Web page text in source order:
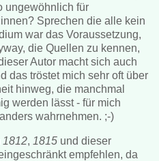
ungewöhnlich für
Sprechen die alle kein
war das Voraussetzung,
die Quellen zu kennen,
Autor macht sich auch
das tröstet mich sehr oft über
hinweg, die manchmal
werden lässt - für mich
wahrnehmen. ;-)
1812, 1815 und dieser
empfehlen, da